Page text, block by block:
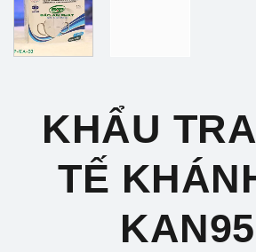
KHẨU
TẾ